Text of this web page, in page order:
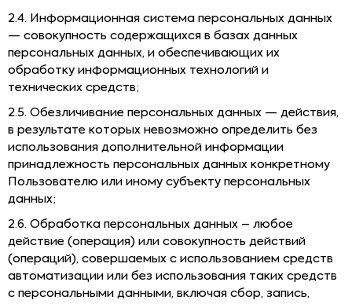
2.4. Информационная система персональных данных
— совокупность содержащихся в базах данных
персональных данных, и обеспечивающих их
обработку информационных технологий и
технических средств;
2.5. Обезличивание персональных данных — действия,
в результате которых невозможно определить без
использования дополнительной информации
принадлежность персональных данных конкретному
Пользователю или иному субъекту персональных
данных;
2.6. Обработка персональных данных – любое
действие (операция) или совокупность действий
(операций), совершаемых с использованием средств
автоматизации или без использования таких средств
с персональными данными, включая сбор, запись,